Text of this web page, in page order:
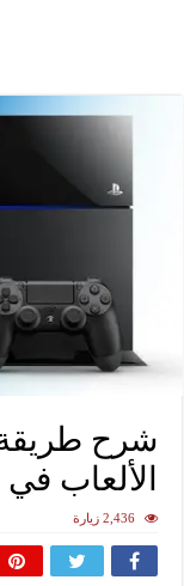
شرح
الألعاب في PlayStation 4
2,436 زيارة